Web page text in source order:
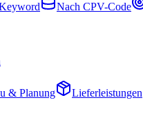
Nach CPV-Code
& Planung
Lieferleistungen